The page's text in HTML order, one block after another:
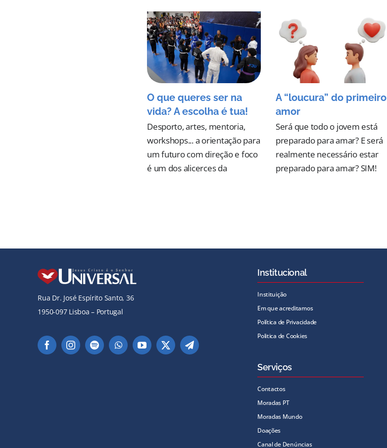
O que queres ser na
vida? A escolha é tua!
Desporto, artes, mentoria,
workshops... a orientação para
um futuro com direção e foco
é um dos alicerces da
A “loucura” do primeiro
amor
Será que todo o jovem está
preparado para amar? E será
realmente necessário estar
preparado para amar? SIM!
Rua Dr. José Espírito Santo, 36
1950-097 Lisboa – Portugal
Institucional
Instituição
Em que acreditamos
Política de Privacidade
Politica de Cookies
Serviços
Contactos
Moradas PT
Moradas Mundo
Doações
Canal de Denúncias